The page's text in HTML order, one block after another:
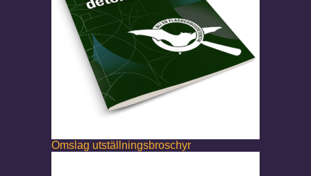
Omslag utställningsbroschyr